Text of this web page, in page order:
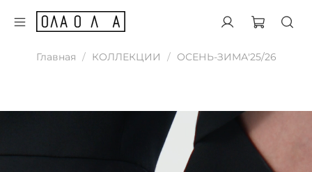
Главная КОЛЛЕКЦИИ ОСЕНЬ-ЗИМА'25/26